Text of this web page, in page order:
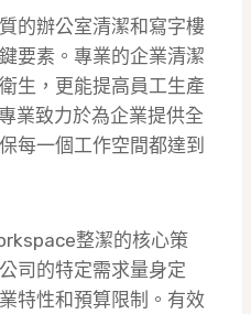
的辦公室清潔和寫字樓
要素。專業的企業清潔
生，更能提高員工生產
業致力於為企業提供全
每一個工作空間都達到
整潔的核心策
司的特定需求量身定
特性和預算限制。有效